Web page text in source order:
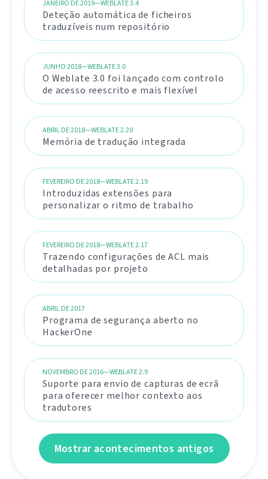
JANEIRO DE 2019—WEBLATE 3.4
Deteção automática de ficheiros
traduzíveis num repositório
JUNHO 2018—WEBLATE 3.0
O Weblate 3.0 foi lançado com controlo
de acesso reescrito e mais flexível
ABRIL DE 2018—WEBLATE 2.20
Memória de tradução integrada
FEVEREIRO DE 2018—WEBLATE 2.19
Introduzidas extensões para
personalizar o ritmo de trabalho
FEVEREIRO DE 2018—WEBLATE 2.17
Trazendo configurações de ACL mais
detalhadas por projeto
ABRIL DE 2017
Programa de segurança aberto no
HackerOne
NOVEMBRO DE 2016—WEBLATE 2.9
Suporte para envio de capturas de ecrã
para oferecer melhor contexto aos
tradutores
Mostrar acontecimentos antigos